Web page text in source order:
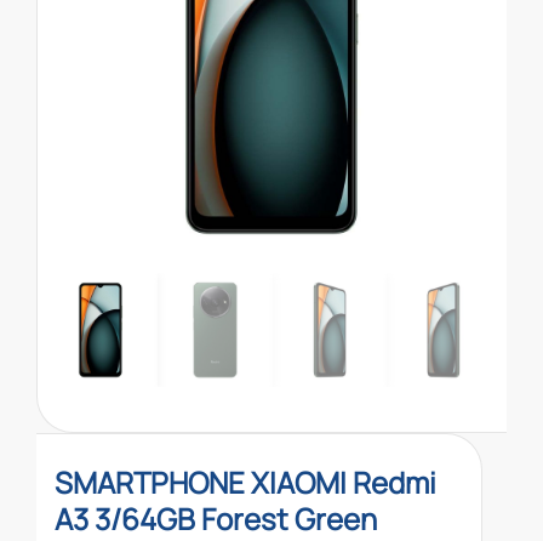
SMARTPHONE XIAOMI Redmi
A3 3/64GB Forest Green